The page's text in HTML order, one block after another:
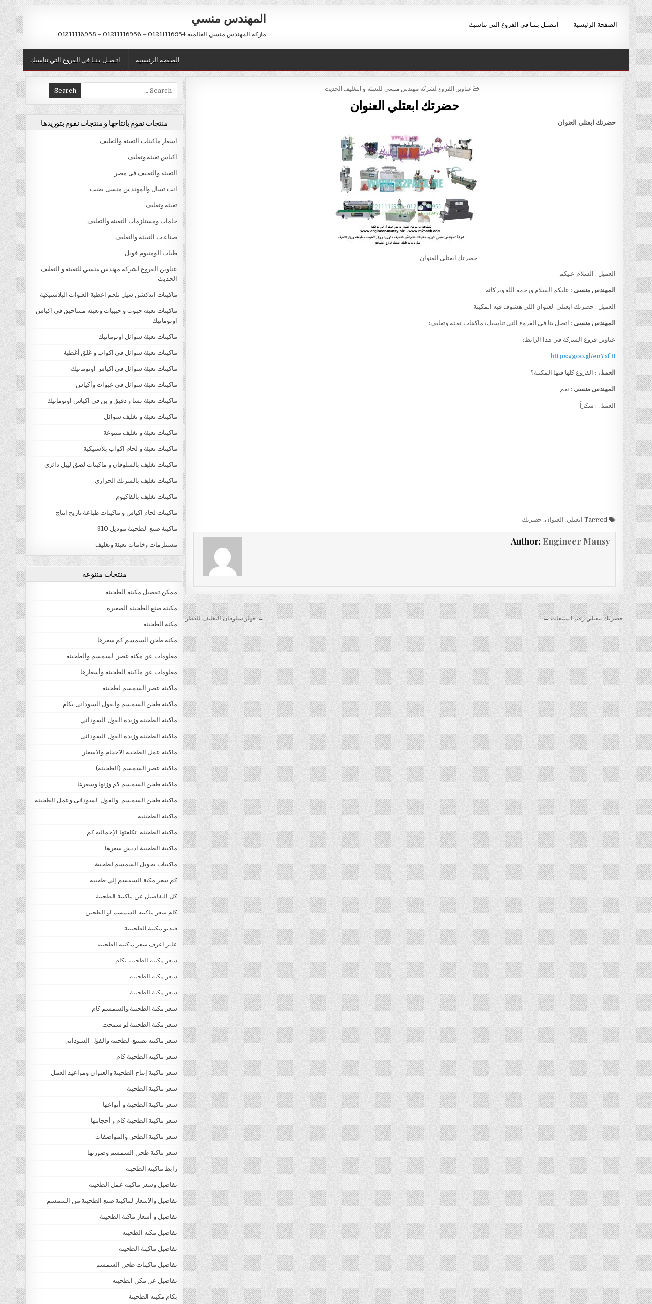
Skip
to
content
المهندس منسي
ماركة المهندس منسي العالمية 01211116954 – 01211116956 – 01211116958
اتـصـل بـنـا في الفروع التي تناسبك الصفحة الرئيسية
اتـصـل بـنـا في الفروع التي تناسبك الصفحة الرئيسية
POSTED
عناوين الفروع لشركة مهندس منسي للتعبئة و التغليف الحديث
حضرتك ابعتلي العنوان
حضرتك ابعتلي العنوان
حضرتك ابعتلي العنوان
العميل : السلام عليكم
المهندس منسي : عليكم السلام ورحمة الله وبركاته
العميل : حضرتك ابعتلي العنوان اللي هشوف فيه المكينة
المهندس منسي : اتصل بنا في الفروع التي تناسبك/ ماكينات تعبئة وتغليف:
عناوين فروع الشركة في هذا الرابط:
https://goo.gl/en7xfB
العميل : الفروع كلها فيها المكينة؟
المهندس منسي : نعم
العميل : شكراً
Tagged ابعتلي, العنوان, حضرتك
Author: Engineer Mansy
تصفّح
المقالات
← جهاز سلوفان التغليف للعطر حضرتك تبعتلي رقم المبيعات →
Search
for:
منتجات نقوم بانتاجها و منتجات نقوم بتوريدها
اسعار ماكينات التعبئة والتغليف
اكياس تعبئة وتغليف
التعبئة والتغليف فى مصر
انت تسال والمهندس منسى يجيب
تعبئة وتغليف
خامات ومستلزمات التعبئة والتغليف
صناعات التعبئة والتغليف
طبات الومنيوم فويل
عناوين الفروع لشركة مهندس منسي للتعبئة و التغليف
الحديث
ماكينات اندكشن سيل تلحم اغطية العبوات البلاستيكية
ماكينات تعبئة حبوب و حبيبات وتعبئة مساحيق في اكياس
اوتوماتيك
ماكينات تعبئة سوائل اوتوماتيك
ماكينات تعبئة سوائل فى اكواب و غلق أغطية
ماكينات تعبئة سوائل في اكياس اوتوماتيك
ماكينات تعبئة سوائل في عبوات وأكياس
ماكينات تعبئة نشا و دقيق و بن في اكياس اوتوماتيك
ماكينات تعبئة و تغليف سوائل
ماكينات تعبئة و تغليف متنوعة
ماكينات تعبئة و لحام اكواب بلاستيكية
ماكينات تغليف بالسلوفان و ماكينات لصق ليبل دائرى
ماكينات تغليف بالشرنك الحرارى
ماكينات تغليف بالفاكيوم
ماكينات لحام اكياس و ماكينات طباعة تاريخ انتاج
ماكينة صنع الطحينة موديل 810
مستلزمات وخامات تعبئة وتغليف
منتجات متنوعه
ممكن تفصيل مكينه الطحينه
مكينة صنع الطحينة الصغيرة
مكنه الطحينه
مكنة طحن السمسم كم سعرها
معلومات عن مكنه عصر السمسم والطحينة
معلومات عن ماكينة الطحينة وأسعارها
ماكينه عصر السمسم لطحينه
ماكينه طحن السمسم والفول السودانى بكام
ماكينه الطحينه وزبده الفول السوداني
ماكينه الطحينه وزبدة الفول السودانى
ماكينة عمل الطحينة الاحجام والاسعار
ماكينة عصر السمسم (الطحينة)
ماكينة طحن السمسم كم وزنها وسعرها
ماكينة طحن السمسم والفول السودانى وعمل الطحينه
ماكينة الطحينيه
ماكينة الطحينه تكلفتها الإجمالية كم
ماكينة الطحينة اديش سعرها
ماكينات تحويل السمسم لطحينة
كم سعر مكنة السمسم إلي طحينه
كل التفاصيل عن ماكينة الطحينة
كام سعر ماكينه السمسم او الطحين
فيديو مكينة الطحينية
عايز اعرف سعر ماكينه الطحينه
سعر مكينه الطحينه بكام
سعر مكنه الطحينه
سعر مكنة الطحينة
سعر مكنة الطحينة والسمسم كام
سعر مكنة الطحينة لو سمحت
سعر ماكينه تصنيع الطحينه والفول السوداني
سعر ماكينه الطحينة كام
سعر ماكينة إنتاج الطحينة والعنوان ومواعيد العمل
سعر ماكينة الطحينة
سعر ماكينة الطحينة و أنواعها
سعر ماكينة الطحينة كام و أحجامها
سعر ماكينة الطحن والمواصفات
سعر ماكنة طحن السمسم وصورتها
رابط ماكينه الطحينه
تفاصيل وسعر ماكينه عمل الطحينه
تفاصيل والاسعار لماكينة صنع الطحينة من السمسم
تفاصيل و أسعار ماكنة الطحينة
تفاصيل مكنه الطحينه
تفاصيل ماكينة الطحينه
تفاصيل ماكينات طحن السمسم
تفاصيل عن مكن الطحينه
بكام مكينه الطحينة